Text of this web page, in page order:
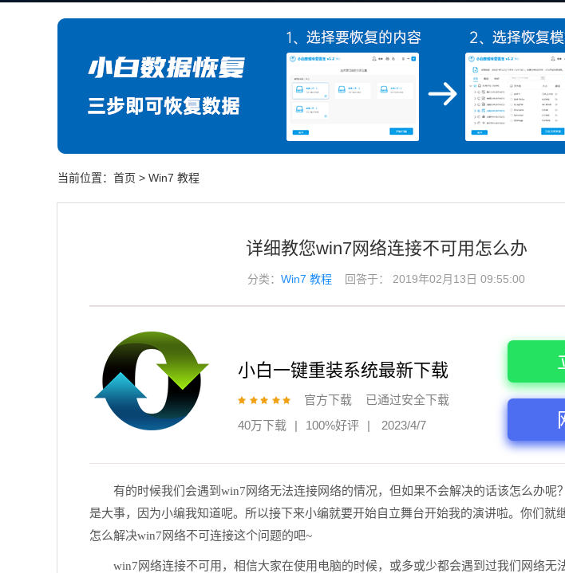
当前位置： 首页 > Win7 教程
详细教您win7网络连接不可用怎么办
分类：Win7 教程 回答于： 2019年02月13日 09:55:00
小白一键重装系统最新下载
官方下载
已通过安全下载
40万下载
| 100%好评 | 2023/4/7
有的时候我们会遇到win7网络无法连接网络的情况，但如果不会解决的话该怎么办呢
是大事，因为小编我知道呢。所以接下来小编就要开始自立舞台开始我的演讲啦。你们就
怎么解决win7网络不可连接这个问题的吧~
win7网络连接不可用，相信大家在使用电脑的时候，或多或少都会遇到过我们网络无